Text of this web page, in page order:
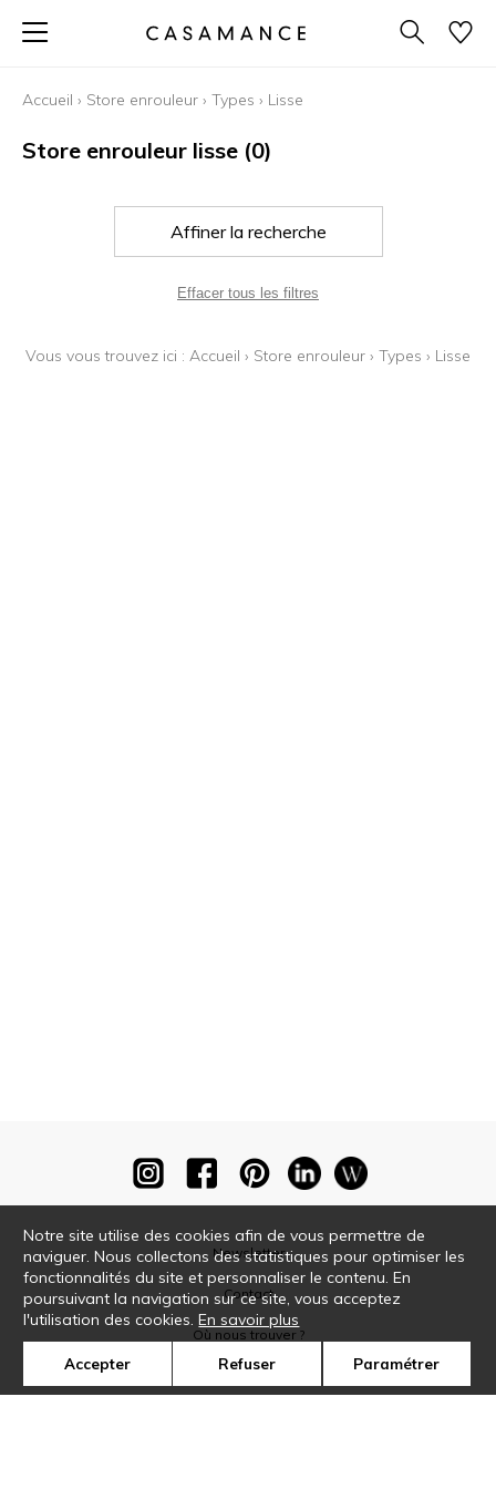
Accueil › Store enrouleur › Types › Lisse
Store enrouleur lisse (0)
Affiner la recherche
Effacer tous les filtres
Vous vous trouvez ici : Accueil › Store enrouleur › Types › Lisse
Newsletter
Contact
Où nous trouver ?
Notre site utilise des cookies afin de vous permettre de
naviguer. Nous collectons des statistiques pour optimiser les
fonctionnalités du site et personnaliser le contenu. En
poursuivant la navigation sur ce site, vous acceptez
l'utilisation des cookies.En savoir plus
Accepter Refuser Paramétrer